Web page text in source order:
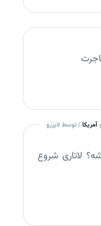
آمریکا/ توسط لایزرو
لاتاری شروع